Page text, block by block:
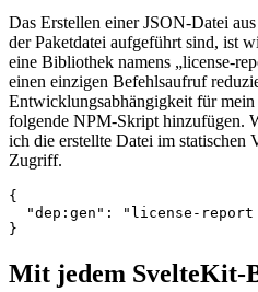
Generieren von
package.json
Das Erstellen einer JSON-Datei
der Paketdatei aufgeführt sind, ist
eine Bibliothek namens „license-
einen einzigen Befehlsaufruf
Entwicklungsabhängigkeit für mein
folgende NPM-Skript hinzufügen.
ich die erstellte Datei im statischen
Zugriff.
{
"dep:gen": "license-